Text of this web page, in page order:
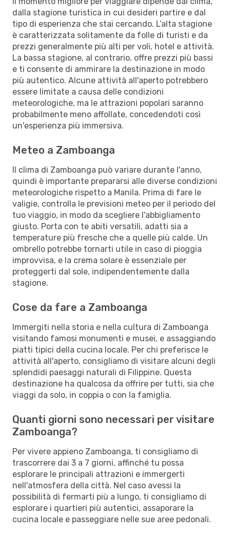
dalla stagione turistica in cui desideri partire e dal
tipo di esperienza che stai cercando. L’alta stagione
è caratterizzata solitamente da folle di turisti e da
prezzi generalmente più alti per voli, hotel e attività.
La bassa stagione, al contrario, offre prezzi più bassi
e ti consente di ammirare la destinazione in modo
più autentico. Alcune attività all'aperto potrebbero
essere limitate a causa delle condizioni
meteorologiche, ma le attrazioni popolari saranno
probabilmente meno affollate, concedendoti così
un'esperienza più immersiva.
Meteo a Zamboanga
Il clima di Zamboanga può variare durante l'anno,
quindi è importante prepararsi alle diverse condizioni
meteorologiche rispetto a Manila. Prima di fare le
valigie, controlla le previsioni meteo per il periodo del
tuo viaggio, in modo da scegliere l'abbigliamento
giusto. Porta con te abiti versatili, adatti sia a
temperature più fresche che a quelle più calde. Un
ombrello potrebbe tornarti utile in caso di pioggia
improvvisa, e la crema solare è essenziale per
proteggerti dal sole, indipendentemente dalla
stagione.
Cose da fare a Zamboanga
Immergiti nella storia e nella cultura di Zamboanga
visitando famosi monumenti e musei, e assaggiando
piatti tipici della cucina locale. Per chi preferisce le
attività all'aperto, consigliamo di visitare alcuni degli
splendidi paesaggi naturali di Filippine. Questa
destinazione ha qualcosa da offrire per tutti, sia che
viaggi da solo, in coppia o con la famiglia.
Quanti giorni sono necessari per visitare
Zamboanga?
Per vivere appieno Zamboanga, ti consigliamo di
trascorrere dai 3 a 7 giorni, affinché tu possa
esplorare le principali attrazioni e immergerti
nell'atmosfera della città. Nel caso avessi la
possibilità di fermarti più a lungo, ti consigliamo di
esplorare i quartieri più autentici, assaporare la
cucina locale e passeggiare nelle sue aree pedonali.